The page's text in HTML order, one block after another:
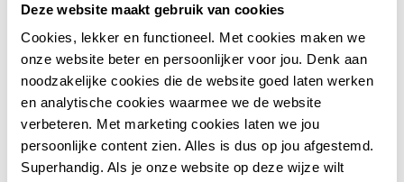
Deze website maakt gebruik van cookies
Cookies, lekker en functioneel. Met cookies maken we
onze website beter en persoonlijker voor jou. Denk aan
noodzakelijke cookies die de website goed laten werken
en analytische cookies waarmee we de website
verbeteren. Met marketing cookies laten we jou
persoonlijke content zien. Alles is dus op jou afgestemd.
Superhandig. Als je onze website op deze wijze wilt